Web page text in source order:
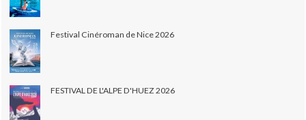
Festival Cinéroman de Nice 2026
FESTIVAL DE L'ALPE D'HUEZ 2026